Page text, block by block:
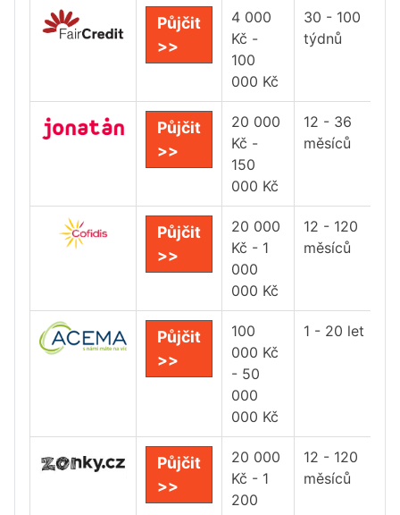
Půjčit
>>
4 000
Kč -
100
000 Kč
30 - 100
týdnů
Půjčit
>>
20 000
Kč -
150
000 Kč
12 - 36
měsíců
Půjčit
>>
20 000
Kč - 1
000
000 Kč
12 - 120
měsíců
Půjčit
>>
100
000 Kč
- 50
000
000 Kč
1 - 20 let
Půjčit
>>
20 000
Kč - 1
200
12 - 120
měsíců